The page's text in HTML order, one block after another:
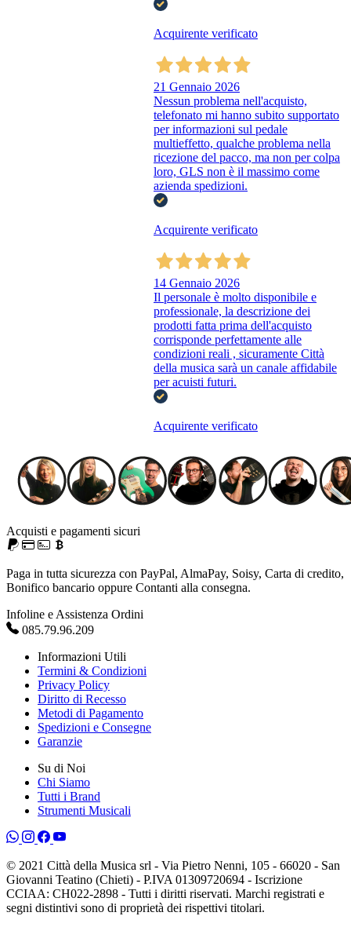
Acquirente verificato
21 Gennaio 2026
Nessun problema nell'acquisto,
telefonato mi hanno subito supportato
per informazioni sul pedale
multieffetto, qualche problema nella
ricezione del pacco, ma non per colpa
loro, GLS non è il massimo come
azienda spedizioni.
Acquirente verificato
14 Gennaio 2026
Il personale è molto disponibile e
professionale, la descrizione dei
prodotti fatta prima dell'acquisto
corrisponde perfettamente alle
condizioni reali , sicuramente Città
della musica sarà un canale affidabile
per acuisti futuri.
Acquirente verificato
Acquisti e pagamenti sicuri
Paga in tutta sicurezza con PayPal, AlmaPay, Soisy, Carta di credito,
Bonifico bancario oppure Contanti alla consegna.
Infoline e Assistenza Ordini
085.79.96.209
Informazioni Utili
Termini & Condizioni
Privacy Policy
Diritto di Recesso
Metodi di Pagamento
Spedizioni e Consegne
Garanzie
Su di Noi
Chi Siamo
Tutti i Brand
Strumenti Musicali
© 2021 Città della Musica srl - Via Pietro Nenni, 105 - 66020 - San
Giovanni Teatino (Chieti) - P.IVA 01309720694 - Iscrizione
CCIAA: CH022-2898 - Tutti i diritti riservati. Marchi registrati e
segni distintivi sono di proprietà dei rispettivi titolari.